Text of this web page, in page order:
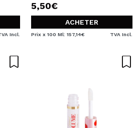
Incl.
5,50€
ACHETER
Prix x 100 Ml: 157,14€ TVA Incl.